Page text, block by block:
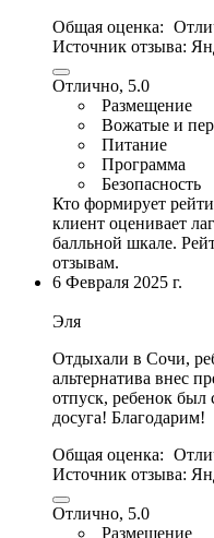
Общая оценка:
Источник отзыва:
Отлично, 5.0
Размещение
Вожатые и
Питание
Программа
Безопасность
Кто формирует
клиент оценивает
балльной шкале.
отзывам.
6 Февраля 2025 г.
Эля
Отдыхали в Сочи,
альтернатива внес
отпуск, ребенок был
досуга! Благодарим!
Общая оценка:
Источник отзыва:
Отлично, 5.0
Размещение